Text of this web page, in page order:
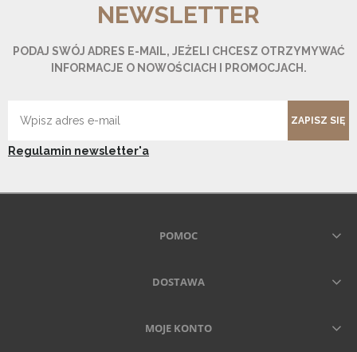
NEWSLETTER
PODAJ SWÓJ ADRES E-MAIL, JEŻELI CHCESZ OTRZYMYWAĆ
INFORMACJE O NOWOŚCIACH I PROMOCJACH.
ZAPISZ SIĘ
Regulamin newsletter'a
POMOC
DOSTAWA
MOJE KONTO